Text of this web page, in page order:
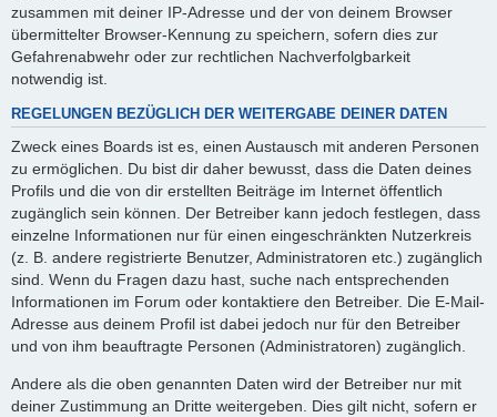
zusammen mit deiner IP-Adresse und der von deinem Browser
übermittelter Browser-Kennung zu speichern, sofern dies zur
Gefahrenabwehr oder zur rechtlichen Nachverfolgbarkeit
notwendig ist.
REGELUNGEN BEZÜGLICH DER WEITERGABE DEINER DATEN
Zweck eines Boards ist es, einen Austausch mit anderen Personen
zu ermöglichen. Du bist dir daher bewusst, dass die Daten deines
Profils und die von dir erstellten Beiträge im Internet öffentlich
zugänglich sein können. Der Betreiber kann jedoch festlegen, dass
einzelne Informationen nur für einen eingeschränkten Nutzerkreis
(z. B. andere registrierte Benutzer, Administratoren etc.) zugänglich
sind. Wenn du Fragen dazu hast, suche nach entsprechenden
Informationen im Forum oder kontaktiere den Betreiber. Die E-Mail-
Adresse aus deinem Profil ist dabei jedoch nur für den Betreiber
und von ihm beauftragte Personen (Administratoren) zugänglich.
Andere als die oben genannten Daten wird der Betreiber nur mit
deiner Zustimmung an Dritte weitergeben. Dies gilt nicht, sofern er